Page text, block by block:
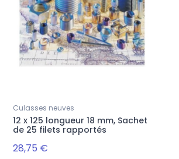
Culasses neuves
12 x 125 longueur 18 mm, Sachet
de 25 filets rapportés
28,75 €